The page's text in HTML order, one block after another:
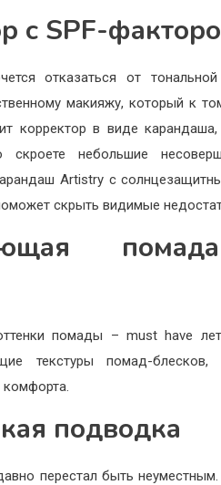
с SPF-
отказаться от
макияжу, который к
корректор в виде
небольшие
Artistry с
скрыть видимые
помады – must have
текстуры помад-
комфорта.
подводка
перестал быть